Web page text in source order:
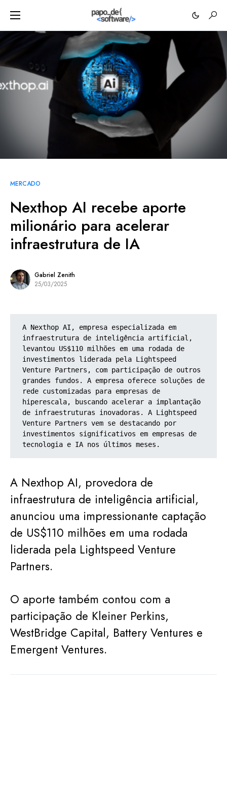
MERCADO
Nexthop AI recebe aporte
milionário para acelerar
infraestrutura de IA
Gabriel Zenith
25/03/2025
A Nexthop AI, empresa especializada em
infraestrutura de inteligência artificial,
levantou US$110 milhões em uma rodada de
investimentos liderada pela Lightspeed
Venture Partners, com participação de outros
grandes fundos. A empresa oferece soluções de
rede customizadas para empresas de
hiperescala, buscando acelerar a implantação
de infraestruturas inovadoras. A Lightspeed
Venture Partners vem se destacando por
investimentos significativos em empresas de
tecnologia e IA nos últimos meses.
A Nexthop AI, provedora de
infraestrutura de inteligência artificial,
anunciou uma impressionante captação
de US$110 milhões em uma rodada
liderada pela Lightspeed Venture
Partners.
O aporte também contou com a
participação de Kleiner Perkins,
WestBridge Capital, Battery Ventures e
Emergent Ventures.